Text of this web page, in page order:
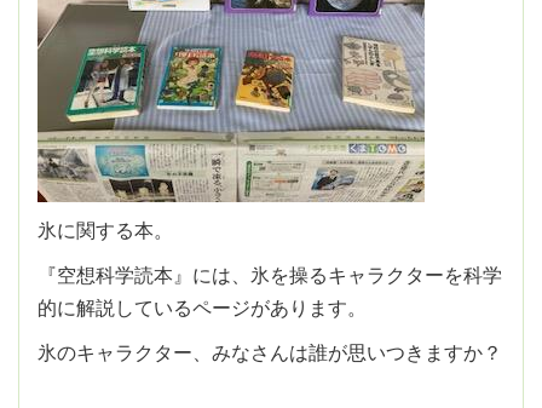
氷に関する本。
『空想科学読本』には、氷を操るキャラクターを科学
的に解説しているページがあります。
氷のキャラクター、みなさんは誰が思いつきますか？